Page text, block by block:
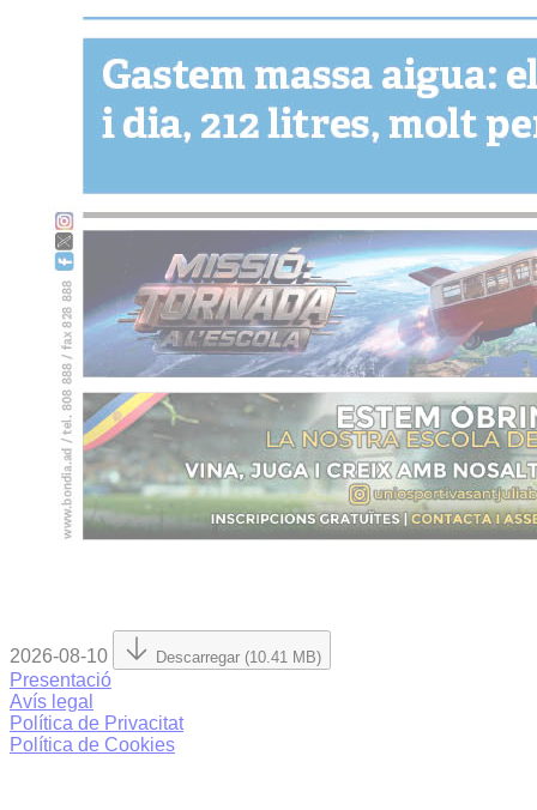
2026-08-10 Descarregar (10.41 MB)
Presentació
Avís legal
Política de Privacitat
Política de Cookies